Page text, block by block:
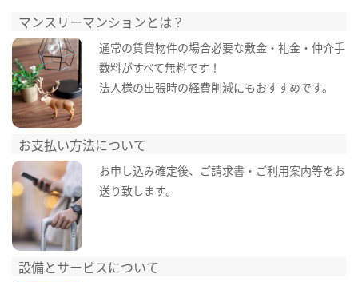
マンスリーマンションとは？
通常の賃貸物件の場合必要な敷金・礼金・仲介手
数料がすべて無料です！
法人様の出張時の経費削減にもおすすめです。
お支払い方法について
お申し込み確定後、ご請求書・ご利用案内等をお
送り致します。
設備とサービスについて